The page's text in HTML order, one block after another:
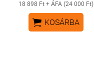
18 898 Ft + ÁFA (24 000 Ft)
 KOSÁRBA